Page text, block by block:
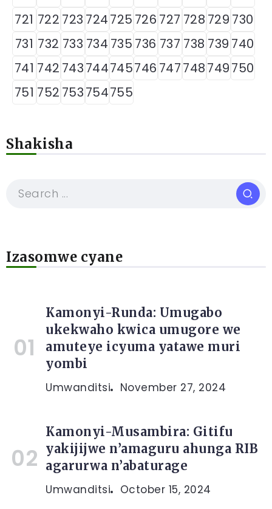
721 722 723 724725 726 727 728 729 730
731 732 733 734 735 736 737 738 739 740
741 742 743744745746 747748749750
751 752 753754755
Shakisha
Izasomwe cyane
Kamonyi-Runda: Umugabo
ukekwaho kwica umugore we
amuteye icyuma yatawe muri
yombi
Umwanditsi November 27, 2024
Kamonyi-Musambira: Gitifu
yakijijwe n’amaguru ahunga RIB
agarurwa n’abaturage
Umwanditsi October 15, 2024